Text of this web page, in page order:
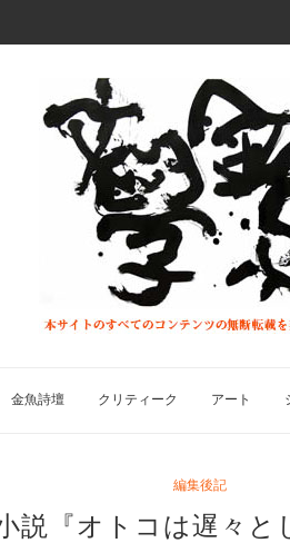
金魚詩壇 クリティーク アート
編集後記
説『オトコは遅々